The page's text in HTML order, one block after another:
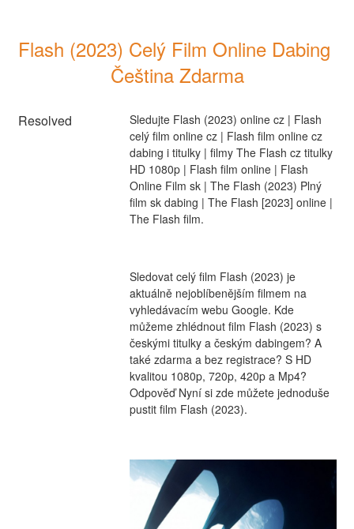
Flash (2023) Celý Film Online Dabing
Čeština Zdarma
Resolved
Sledujte Flash (2023) online cz | Flash
celý film online cz | Flash film online cz
dabing i titulky | filmy The Flash cz titulky
HD 1080p | Flash film online | Flash
Online Film sk | The Flash (2023) Plný
film sk dabing | The Flash [2023] online |
The Flash film.
Sledovat celý film Flash (2023) je
aktuálně nejoblíbenějším filmem na
vyhledávacím webu Google. Kde
můžeme zhlédnout film Flash (2023) s
českými titulky a českým dabingem? A
také zdarma a bez registrace? S HD
kvalitou 1080p, 720p, 420p a Mp4?
Odpověď Nyní si zde můžete jednoduše
pustit film Flash (2023).